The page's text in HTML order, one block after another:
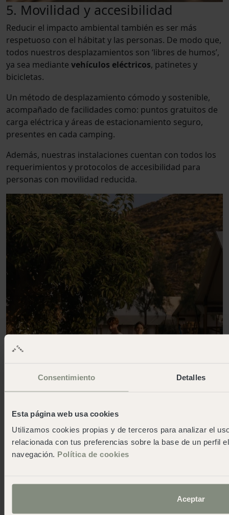
Consentimiento Detalles
Esta página web usa cookies
Utilizamos cookies propias y de terceros para analizar el
relacionada con tus preferencias sobre la base de un perfil
navegación. Política de cookies
Aceptar
5. Movilidad y accesibilidad
Reducir el impacto ambiental también es ser más
respetuoso con el hábitat y las personas. De modo que,
todos nuestros desplazamientos son ‘libres de humos’,
ya sea mediante vehículos eléctricos, patinetes y
bicicletas.
Un método de desplazamiento cómodo y sostenible,
acompañado de facilidades como: puntos gratuitos de
carga eléctrica y áreas de estacionamiento seguro,
presentes en cada camping.
Además, nuestras instalaciones cuentan con todos los
requerimientos y protocolos de accesibilidad para
personas con movilidad reducida.
6. El equipo es la clave